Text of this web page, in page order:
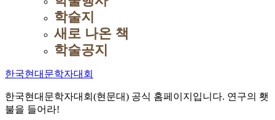
학술지
새로 나온 책
학술공지
한국현대문학자대회
한국현대문학자대회(현문대) 공식 홈페이지입니다. 연구의 횃
불을 들어라!